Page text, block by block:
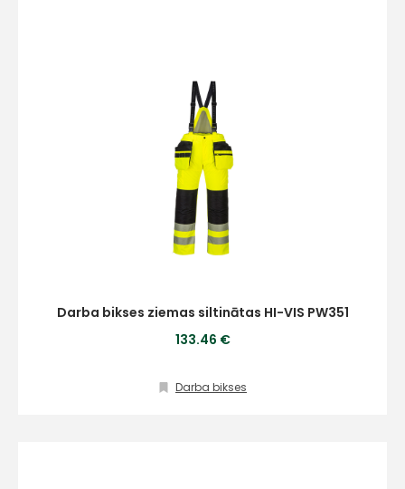
Darba bikses ziemas siltinātas HI-VIS PW351
133.46 €
Darba bikses